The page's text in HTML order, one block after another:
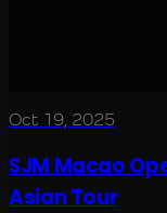
Oct 19, 2025
SJM Macao
Asian Tour